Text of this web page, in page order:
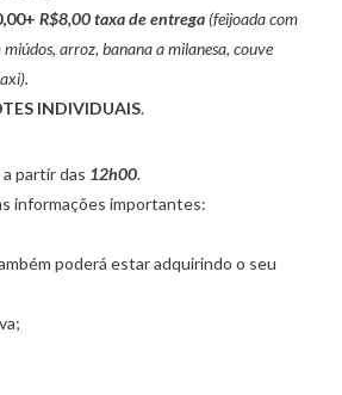
R$8,00 taxa de entrega(feijoada com
arroz, banana a milanesa, couve
INDIVIDUAIS.
partir das 12h00.
informações importantes:
poderá estar adquirindo o seu